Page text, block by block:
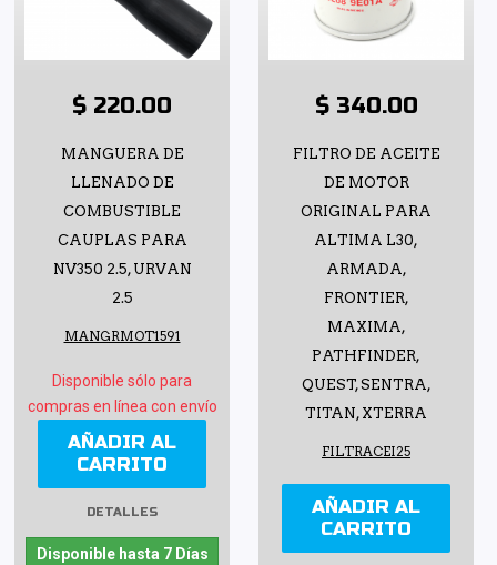
$ 220.00
MANGUERA DE
LLENADO DE
COMBUSTIBLE
CAUPLAS PARA
NV350 2.5, URVAN
2.5
MANGRMOT1591
Disponible sólo para
compras en línea con envío
AÑADIR AL
CARRITO
DETALLES
Disponible hasta 7 Días
$ 340.00
FILTRO DE ACEITE
DE MOTOR
ORIGINAL PARA
ALTIMA L30,
ARMADA,
FRONTIER,
MAXIMA,
PATHFINDER,
QUEST, SENTRA,
TITAN, XTERRA
FILTRACEI25
AÑADIR AL
CARRITO